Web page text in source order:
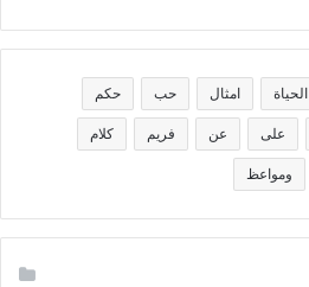
الحياة امثال حب حكم
على عن فريم كلام
ومواعظ